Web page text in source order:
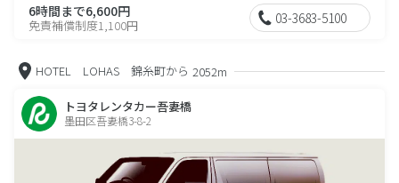
6時間まで6,600円
免責補償制度1,100円 03-3683-5100
HOTEL LOHAS 錦糸町から 2052m
トヨタレンタカー吾妻橋
墨田区吾妻橋3-8-2